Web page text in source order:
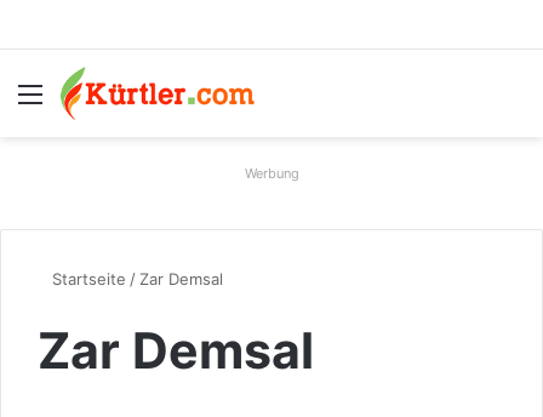
Menü
Werbung
Startseite / Zar Demsal
Zar Demsal